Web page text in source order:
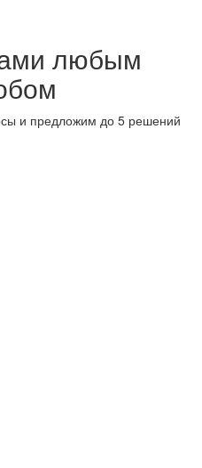
любым
и предложим до 5 решений